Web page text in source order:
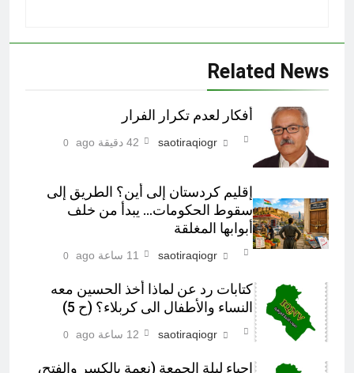
Related News
أفكار لعدم تكرار الفرار
saotiraqiogr 42 دقيقة ago 0
إقليم كردستان إلى أين؟ الطريق إلى
سقوط الحكومات… يبدأ من خلف
أبوابها المغلقة
saotiraqiogr 11 ساعة ago 0
كتابات رد عن لماذا أخذ الحسين معه
النساء والأطفال الى كربلاء؟ (ح 5)
saotiraqiogr 12 ساعة ago 0
احياء ليلة الجمعة (نعمة بالكسر والفتح،